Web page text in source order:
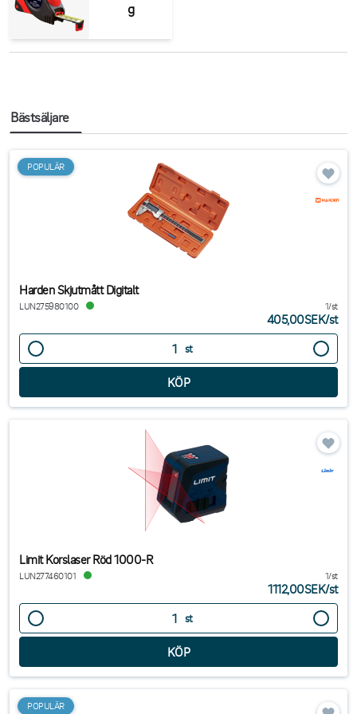
g
Bästsäljare
POPULÄR
Harden Skjutmått Digitalt
LUN275980100 1/st
405,00SEK/st
st
Limit Korslaser Röd 1000-R
LUN277460101 1/st
1112,00SEK/st
st
POPULÄR